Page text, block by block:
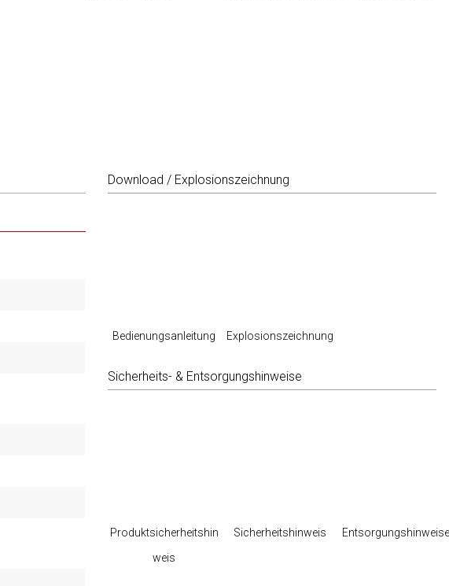
Download / Explosionszeichnung
Bedienungsanleitung Explosionszeichnung
Sicherheits- & Entsorgungshinweise
Produktsicherheitshin
weis
Sicherheitshinweis